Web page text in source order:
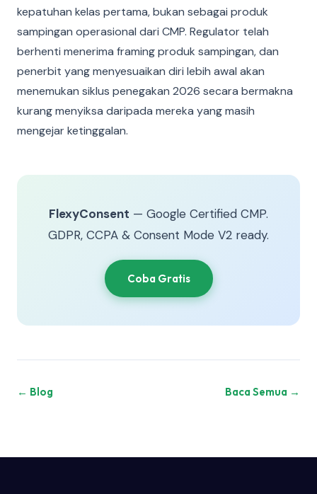
kepatuhan kelas pertama, bukan sebagai produk
sampingan operasional dari CMP. Regulator telah
berhenti menerima framing produk sampingan, dan
penerbit yang menyesuaikan diri lebih awal akan
menemukan siklus penegakan 2026 secara bermakna
kurang menyiksa daripada mereka yang masih
mengejar ketinggalan.
FlexyConsent — Google Certified CMP.
GDPR, CCPA & Consent Mode V2 ready.
Coba Gratis
← Blog Baca Semua →